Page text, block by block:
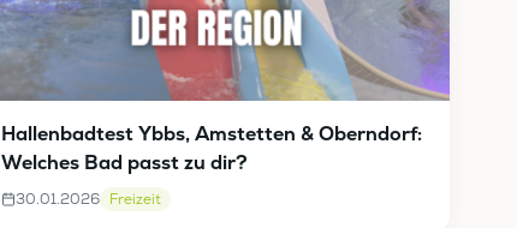
Hallenbadtest Ybbs, Amstetten & Oberndorf:
Welches Bad passt zu dir?
30.01.2026 Freizeit